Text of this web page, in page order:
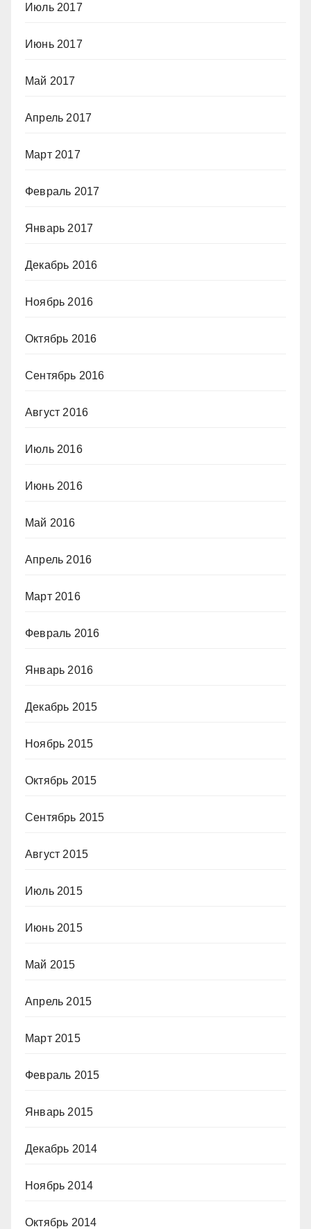
Июль 2017
Июнь 2017
Май 2017
Апрель 2017
Март 2017
Февраль 2017
Январь 2017
Декабрь 2016
Ноябрь 2016
Октябрь 2016
Сентябрь 2016
Август 2016
Июль 2016
Июнь 2016
Май 2016
Апрель 2016
Март 2016
Февраль 2016
Январь 2016
Декабрь 2015
Ноябрь 2015
Октябрь 2015
Сентябрь 2015
Август 2015
Июль 2015
Июнь 2015
Май 2015
Апрель 2015
Март 2015
Февраль 2015
Январь 2015
Декабрь 2014
Ноябрь 2014
Октябрь 2014